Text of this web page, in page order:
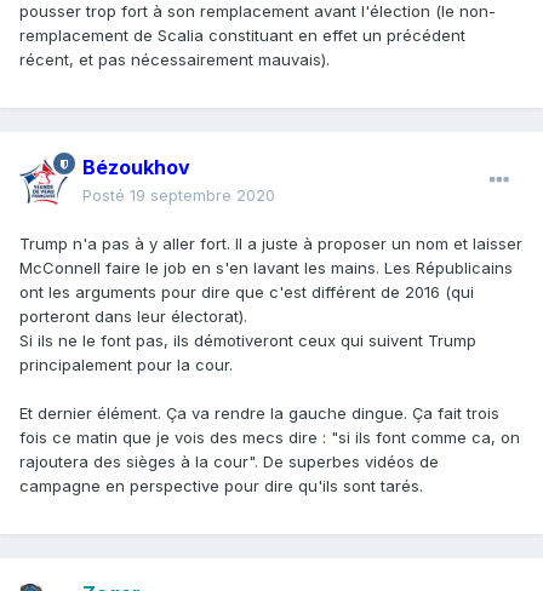
pousser trop fort à son remplacement avant l'élection (le non-
remplacement de Scalia constituant en effet un précédent
récent, et pas nécessairement mauvais).
Bézoukhov
Posté 19 septembre 2020
Trump n'a pas à y aller fort. Il a juste à proposer un nom et laisser
McConnell faire le job en s'en lavant les mains. Les Républicains
ont les arguments pour dire que c'est différent de 2016 (qui
porteront dans leur électorat).
Si ils ne le font pas, ils démotiveront ceux qui suivent Trump
principalement pour la cour.
Et dernier élément. Ça va rendre la gauche dingue. Ça fait trois
fois ce matin que je vois des mecs dire : "si ils font comme ca, on
rajoutera des sièges à la cour". De superbes vidéos de
campagne en perspective pour dire qu'ils sont tarés.